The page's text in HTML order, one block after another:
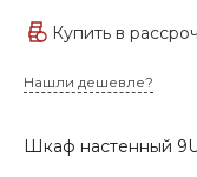
Купить в
Нашли дешевле?
Шкаф настенный